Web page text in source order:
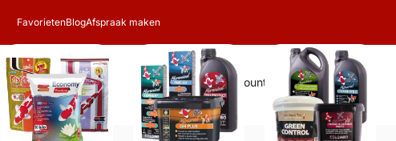
FavorietenBlogAfspraak maken
Zoeken Account Winkelwagen 0